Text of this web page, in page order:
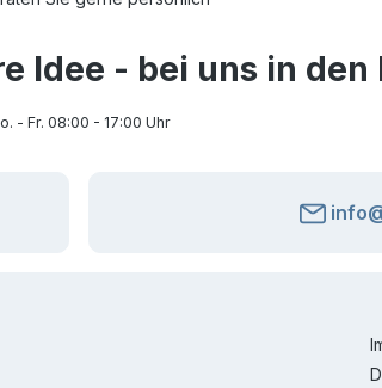
Idee - bei uns in den
- Fr. 08:00 - 17:00 Uhr